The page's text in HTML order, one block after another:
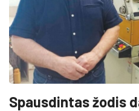
Spausdintas žodis